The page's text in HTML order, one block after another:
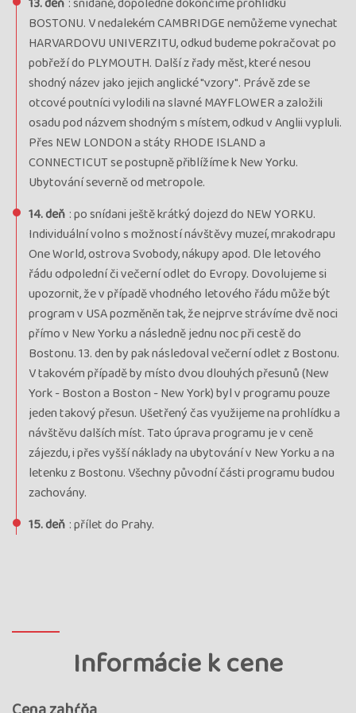
BOSTONU. V nedalekém CAMBRIDGE nemůžeme vynechat
HARVARDOVU UNIVERZITU, odkud budeme pokračovat po
pobřeží do PLYMOUTH. Další z řady měst, které nesou
shodný název jako jejich anglické "vzory". Právě zde se
otcové poutníci vylodili na slavné MAYFLOWER a založili
osadu pod názvem shodným s místem, odkud v Anglii vypluli.
Přes NEW LONDON a státy RHODE ISLAND a
CONNECTICUT se postupně přiblížíme k New Yorku.
Ubytování severně od metropole.
14. deň : po snídani ještě krátký dojezd do NEW YORKU.
Individuální volno s možností návštěvy muzeí, mrakodrapu
One World, ostrova Svobody, nákupy apod. Dle letového
řádu odpolední či večerní odlet do Evropy. Dovolujeme si
upozornit, že v případě vhodného letového řádu může být
program v USA pozměněn tak, že nejprve strávíme dvě noci
přímo v New Yorku a následně jednu noc při cestě do
Bostonu. 13. den by pak následoval večerní odlet z Bostonu.
V takovém případě by místo dvou dlouhých přesunů (New
York - Boston a Boston - New York) byl v programu pouze
jeden takový přesun. Ušetřený čas využijeme na prohlídku a
návštěvu dalších míst. Tato úprava programu je v ceně
zájezdu, i přes vyšší náklady na ubytování v New Yorku a na
letenku z Bostonu. Všechny původní části programu budou
zachovány.
15. deň : přílet do Prahy.
Informácie k cene